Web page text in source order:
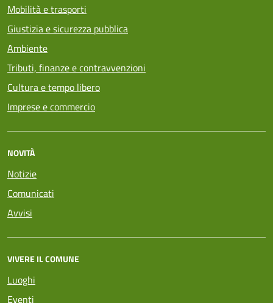
Mobilità e trasporti
Giustizia e sicurezza pubblica
Ambiente
Tributi, finanze e contravvenzioni
Cultura e tempo libero
Imprese e commercio
NOVITÀ
Notizie
Comunicati
Avvisi
VIVERE IL COMUNE
Luoghi
Eventi